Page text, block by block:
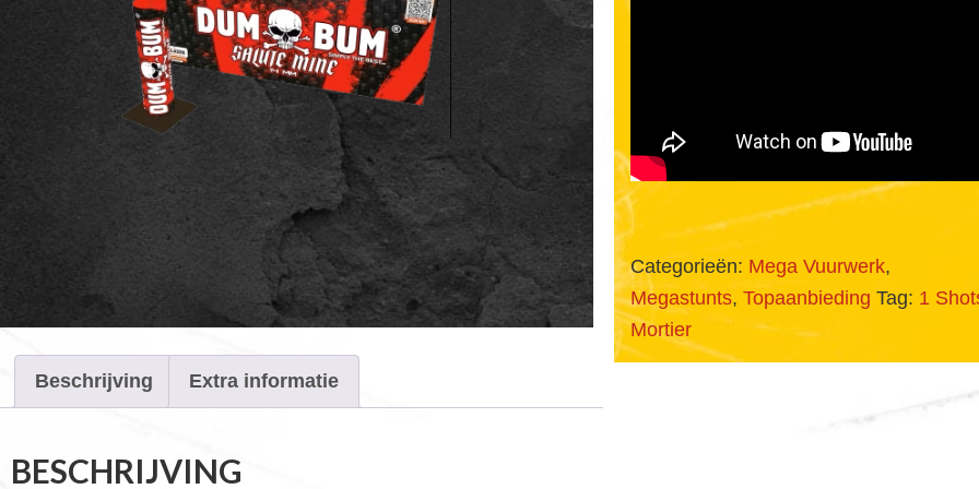
Categorieën: Mega Vuurwerk,
Megastunts, Topaanbieding Tag: 1
Mortier
Beschrijving Extra informatie
BESCHRIJVING